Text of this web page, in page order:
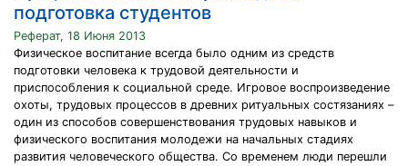
подготовка студентов
Реферат, 18 Июня 2013
Физическое воспитание всегда было одним из средств
подготовки человека к трудовой деятельности и
приспособления к социальной среде. Игровое воспроизведение
охоты, трудовых процессов в древних ритуальных состязаниях –
один из способов совершенствования трудовых навыков и
физического воспитания молодежи на начальных стадиях
развития человеческого общества. Со временем люди перешли